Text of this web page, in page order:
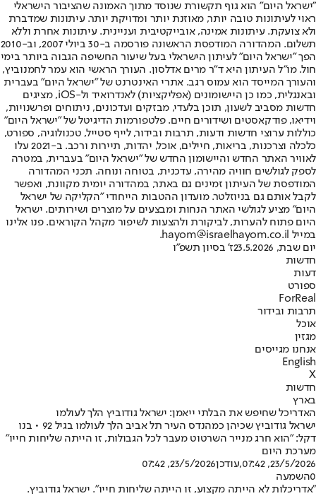
"ישראל היום" הוא גוף תקשורת שנוסד מתוך האמונה שהציבור הישראלי
ראוי לעיתונות טובה יותר, מאוזנת יותר ומדויקת יותר. עיתונות שמדברת
ולא צועקת. עיתונות אמינה, אובייקטיבית ועניינית. עיתונות אחרת וללא
תשלום. המהדורה המודפסת הראשונה פורסמה ב-30 ביולי 2007, וב-2010
הפך "ישראל היום" לעיתון הישראלי בעל שיעור החשיפה הגבוה ביותר בימי
חול. מו"ל העיתון היא ד"ר מרים אדלסון. העורך הראשי הוא עמר לחמנוביץ,
והעורך המייסד הוא עמוס רגב. אתרי האינטרנט של "ישראל היום" בעברית
ובאנגלית, כמו כן היישומונים (אפליקציות) לאנדרואיד ול-iOS, מציגים
חדשות מסביב לשעון, תוכן בלעדי, מבזקים ועדכונים, ניתוחים ופרשנויות,
וידיאו, פודקאסטים ושידורים חיים. פלטפורמות הדיגיטל של "ישראל היום"
כוללות ערוצי חדשות ודעות, תרבות ובידור, לייף סטייל, טכנולוגיה, ספורט,
כלכלה וצרכנות, בריאות, חיילים, אוכל, יהדות, תיירות ורכב. ב-2021 עלו
לאוויר האתר החדש והיישומון החדש של "ישראל היום" בעברית, במטרה
לספק לגולשים חוויה מהירה, עדכנית, בטוחה ונוחה. תכני המהדורה
המודפסת של העיתון זמינים גם באתר, במהדורה יומית מקוונת, ואפשר
לקבל אותם גם בניוזלטר. מועדון ההטבות הייחודי "הקליקה של ישראל
היום" מציע לגולשי האתר הנחות ומבצעים על מוצרים ושירותים. ישראל
היום פתוח להערות, לביקורת ולהצעות לשיפור מקהל הקוראים. פנו אלינו
במייל hayom@israelhayom.co.il.
יום שבת, 23.5.2026
ז' בסיון תשפ"ו
חדשות
דעות
ספורט
ForReal
תרבות ובידור
אוכל
מגזין
אנחנו מגייסים
English
X
חדשות
בארץ
האדריכל שחיפש את הבלתי ייאמן: ישראל גודוביץ הלך לעולמו
ישראל גודוביץ שכיהן כמהנדס העיר תל אביב הלך לעולמו בגיל 92 • בנו
דקל: "הוא חרג מנייר השרטוט מעבר לכל הגבולות, זו הייתה שליחות חייו"
מערכת היום
23/5/2026, 07:42
,עודכן23/5/2026, 07:42
0השמעה
"אדריכלות לא הייתה מקצוע, זו הייתה שליחות חייו". ישראל גודוביץ.